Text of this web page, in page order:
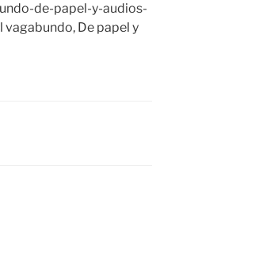
de-papel-y-audios-
De papel y